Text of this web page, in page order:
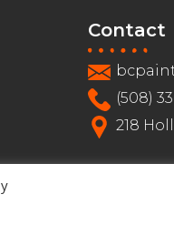
Contact
(508)
218